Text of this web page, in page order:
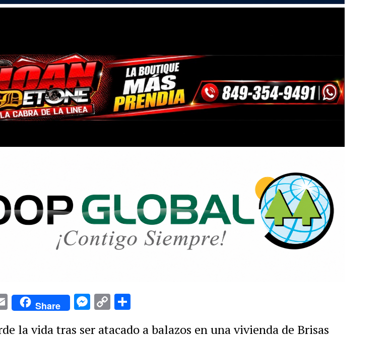
EmailShare Messenger
Copy
la vida tras ser atacado a balazos en una vivienda de Brisas